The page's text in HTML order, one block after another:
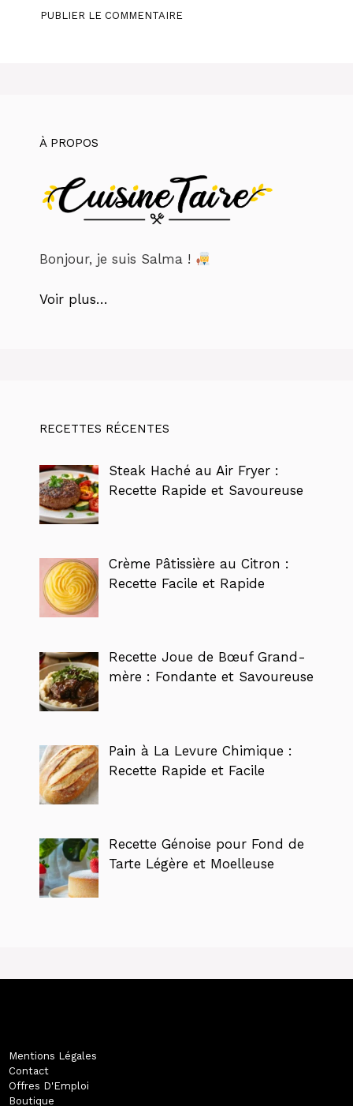
À PROPOS
Bonjour, je suis Salma !
Voir plus…
RECETTES RÉCENTES
Steak Haché au Air Fryer :
Recette Rapide et Savoureuse
Crème Pâtissière au Citron :
Recette Facile et Rapide
Recette Joue de Bœuf Grand-
mère : Fondante et Savoureuse
Pain à La Levure Chimique :
Recette Rapide et Facile
Recette Génoise pour Fond de
Tarte Légère et Moelleuse
Mentions Légales
Contact
Offres D'Emploi
Boutique